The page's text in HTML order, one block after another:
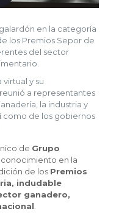
en la categoría
los Premios Sepor de
del sector
y su
a representantes
la industria y
como de los gobiernos
de Grupo
en la
de los Premios
indudable
ganadero,